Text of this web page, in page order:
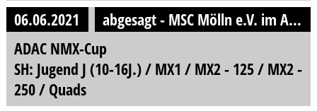
06.06.2021
abgesagt - MSC Mölln e.V. im ADAC
ADAC NMX-Cup
SH: Jugend J (10-16J.) / MX1 / MX2 - 125 / MX2 -
250 / Quads